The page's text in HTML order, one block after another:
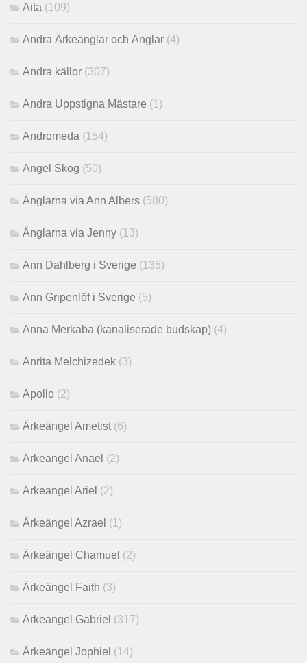
Aita (109)
Andra Ärkeänglar och Änglar (4)
Andra källor (307)
Andra Uppstigna Mästare (1)
Andromeda (154)
Angel Skog (50)
Änglarna via Ann Albers (580)
Änglarna via Jenny (13)
Ann Dahlberg i Sverige (135)
Ann Gripenlöf i Sverige (5)
Anna Merkaba (kanaliserade budskap) (4)
Anrita Melchizedek (3)
Apollo (2)
Ärkeängel Ametist (6)
Ärkeängel Anael (2)
Ärkeängel Ariel (2)
Ärkeängel Azrael (1)
Ärkeängel Chamuel (2)
Ärkeängel Faith (3)
Ärkeängel Gabriel (317)
Ärkeängel Jophiel (14)